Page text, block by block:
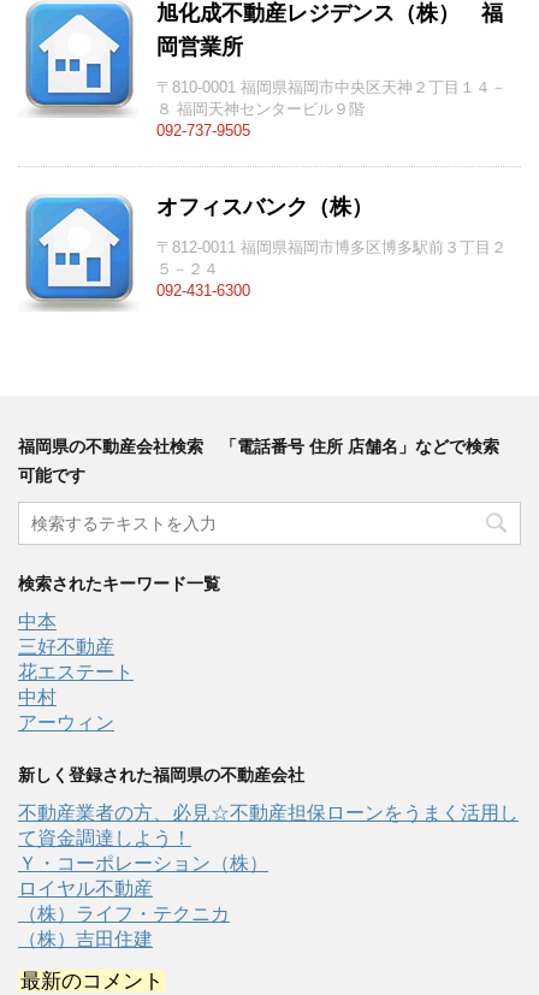
旭化成不動産レジデンス（株） 福
岡営業所
〒810-0001 福岡県福岡市中央区天神２丁目１４－
８ 福岡天神センタービル９階
092-737-9505
オフィスバンク（株）
〒812-0011 福岡県福岡市博多区博多駅前３丁目２
５－２４
092-431-6300
福岡県の不動産会社検索 「電話番号 住所 店舗名」などで検索
可能です
検索されたキーワード一覧
中本
三好不動産
花エステート
中村
アーウィン
新しく登録された福岡県の不動産会社
不動産業者の方、必見☆不動産担保ローンをうまく活用し
て資金調達しよう！
Ｙ・コーポレーション（株）
ロイヤル不動産
（株）ライフ・テクニカ
（株）吉田住建
最新のコメント